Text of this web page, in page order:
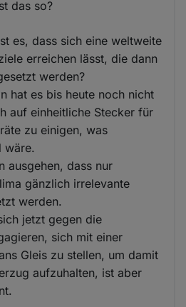
das so?
es, dass sich eine weltweite
erreichen lässt, die dann
werden?
hat es bis heute noch nicht
auf einheitliche Stecker für
zu einigen, was
wäre.
ausgehen, dass nur
gänzlich irrelevante
werden.
jetzt gegen die
sich mit einer
Gleis zu stellen, um damit
aufzuhalten, ist aber